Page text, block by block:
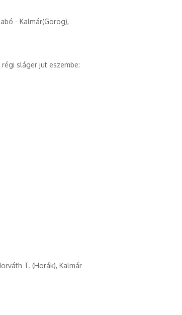
- Kalmár(Görög),
sláger jut eszembe:
T. (Horák), Kalmár